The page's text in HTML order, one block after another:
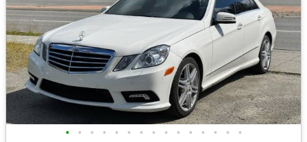
• • • • • • • • • • • • • • •